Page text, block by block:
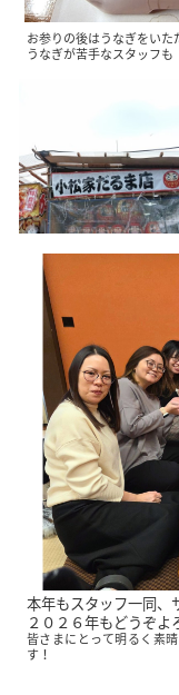
お参りの後はうなぎをいた
うなぎが苦手なスタッフ
本年もスタッフ一同、
２０２６年もどうぞよ
皆さまにとって明るく素
す！